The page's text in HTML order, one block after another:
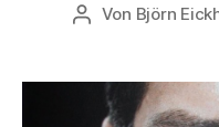
Beitragsautor
Von Björn